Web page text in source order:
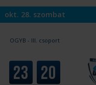
okt. 28. szombat
OGYB - III. csoport
23 20